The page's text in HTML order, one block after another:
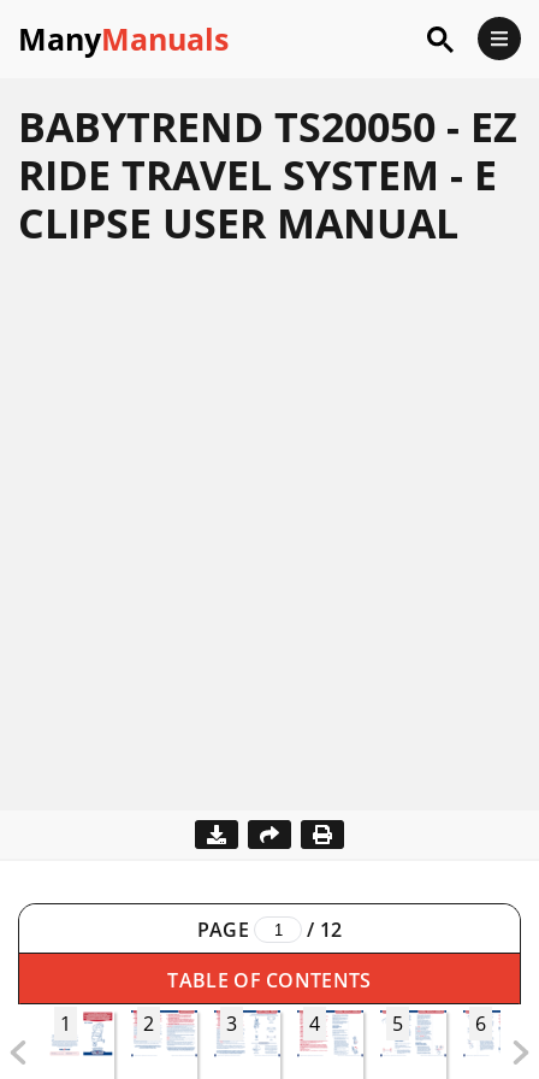
ManyManuals
BABYTREND TS20050 - EZ
RIDE TRAVEL SYSTEM - E
CLIPSE USER MANUAL
PAGE / 12
TABLE OF CONTENTS
1
2 3 4 5 6